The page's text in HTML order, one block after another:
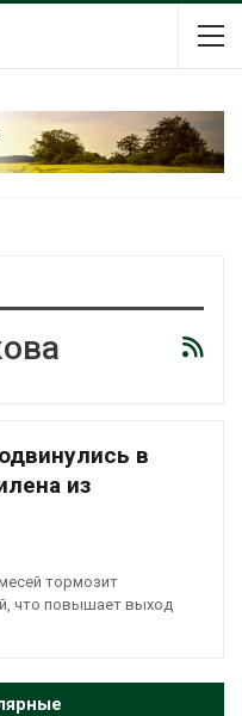
в
из
тормозит
что повышает выход